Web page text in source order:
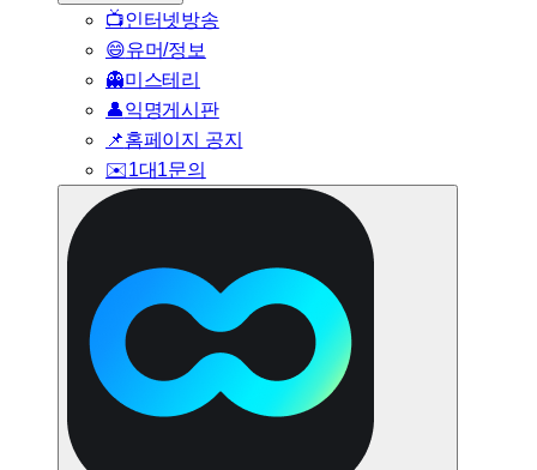
📺인터넷방송
😄유머/정보
👻미스테리
👤익명게시판
📌홈페이지 공지
✉️1대1문의